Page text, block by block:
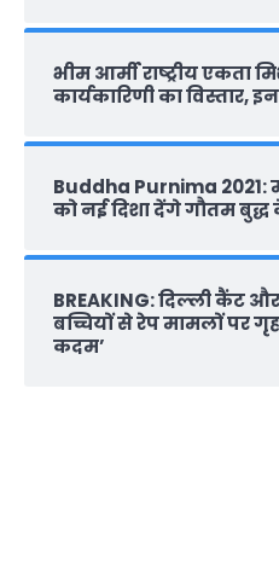
भीम आर्मी राष्‍ट्रीय एकता
कार्यकारिणी का विस्तार,
Buddha Purnima 2021:
को नई दिशा देंगे गौतम बुद्ध
BREAKING: दिल्‍ली कैंट
बच्चियों से रेप मामलों पर
कदम’